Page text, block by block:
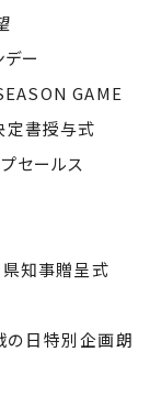
ー
GAME
書授与式
セールス
知事贈呈式
日特別企画朗